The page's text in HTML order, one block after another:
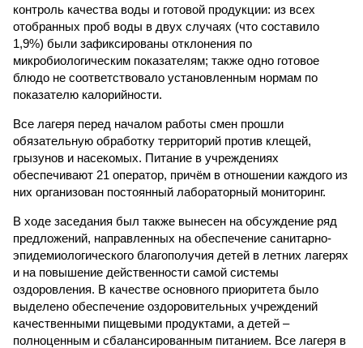
контроль качества воды и готовой продукции: из всех
отобранных проб воды в двух случаях (что составило
1,9%) были зафиксированы отклонения по
микробиологическим показателям; также одно готовое
блюдо не соответствовало установленным нормам по
показателю калорийности.
Все лагеря перед началом работы смен прошли
обязательную обработку территорий против клещей,
грызунов и насекомых. Питание в учреждениях
обеспечивают 21 оператор, причём в отношении каждого из
них организован постоянный лабораторный мониторинг.
В ходе заседания был также вынесен на обсуждение ряд
предложений, направленных на обеспечение санитарно-
эпидемиологического благополучия детей в летних лагерях
и на повышение действенности самой системы
оздоровления. В качестве основного приоритета было
выделено обеспечение оздоровительных учреждений
качественными пищевыми продуктами, а детей –
полноценным и сбалансированным питанием. Все лагеря в